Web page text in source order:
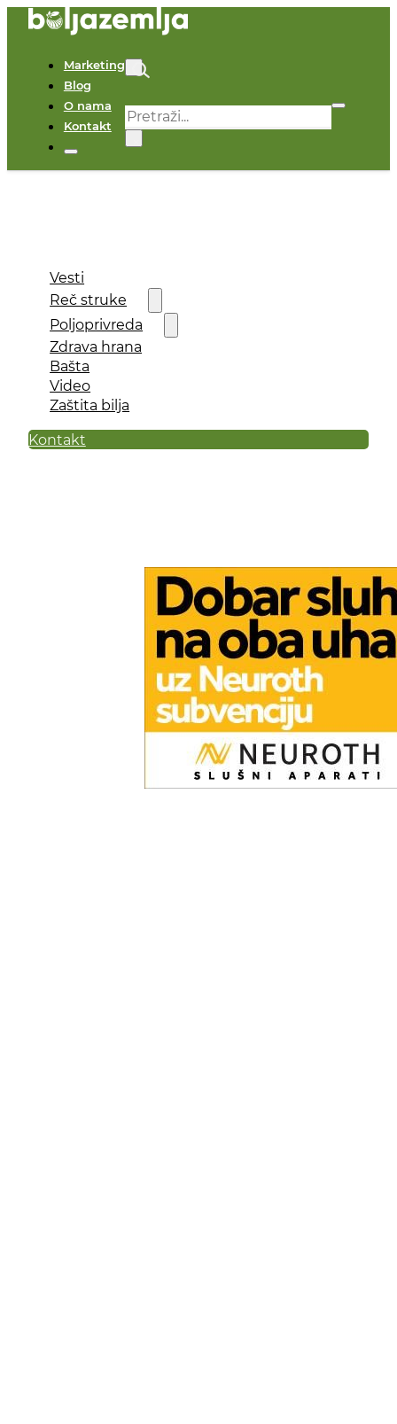
Marketing
Blog
O nama
Kontakt
Pretraga
Vesti
Reč struke
Poljoprivreda
Zdrava hrana
Bašta
Video
Zaštita bilja
Kontakt